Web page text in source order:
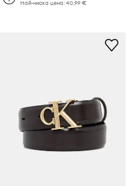
Най-ниска цена:40,99 €